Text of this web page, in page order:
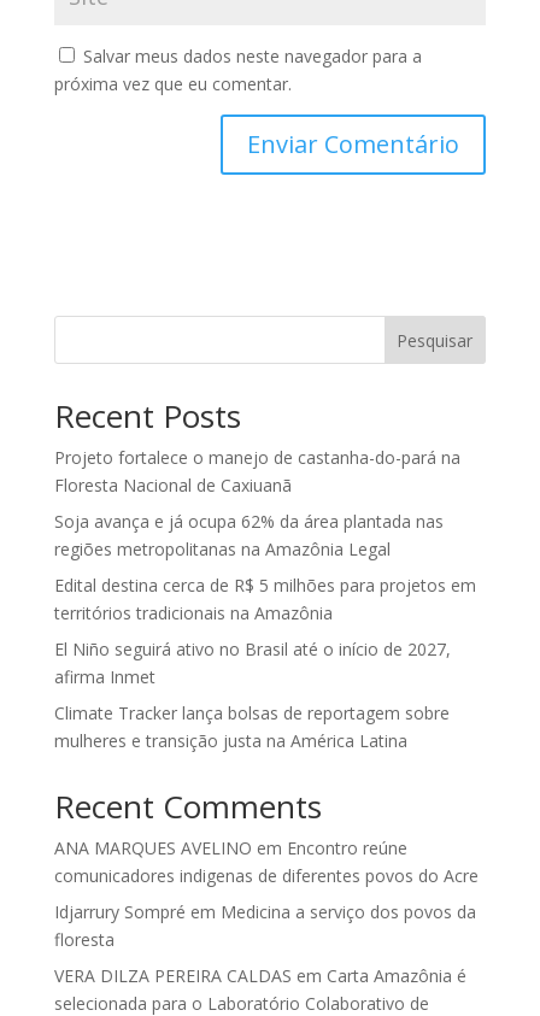
Salvar meus dados neste navegador para a
próxima vez que eu comentar.
Pesquisar
Recent Posts
Projeto fortalece o manejo de castanha-do-pará na
Floresta Nacional de Caxiuanã
Soja avança e já ocupa 62% da área plantada nas
regiões metropolitanas na Amazônia Legal
Edital destina cerca de R$ 5 milhões para projetos em
territórios tradicionais na Amazônia
El Niño seguirá ativo no Brasil até o início de 2027,
afirma Inmet
Climate Tracker lança bolsas de reportagem sobre
mulheres e transição justa na América Latina
Recent Comments
ANA MARQUES AVELINO em Encontro reúne
comunicadores indigenas de diferentes povos do Acre
Idjarrury Sompré em Medicina a serviço dos povos da
floresta
VERA DILZA PEREIRA CALDAS em Carta Amazônia é
selecionada para o Laboratório Colaborativo de